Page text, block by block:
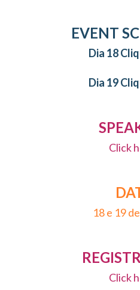
EVENT
Dia 18
Dia 19
Click
18 e 19
Click